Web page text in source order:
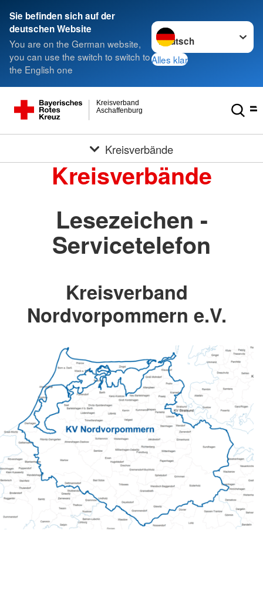
Sie befinden sich auf der
deutschen Website
You are on the German website,
you can use the switch to switch to
the English one
Sprache wechseln zu
Alles klar
Aschaffenburg
Kreisverband
Kreisverbände
Kreisverbände
Lesezeichen -
Servicetelefon
Kreisverband
Nordvorpommern e.V.